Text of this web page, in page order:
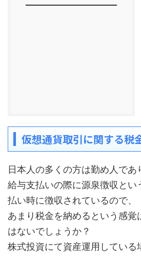
仮想通貨取引に関する税
日本人の多くの方は勤め人で
給与支払いの際に源泉徴収とい
払い時に徴収されているので、
あまり税金を納めるという感覚
はないでしょうか？
株式投資にて資産運用している